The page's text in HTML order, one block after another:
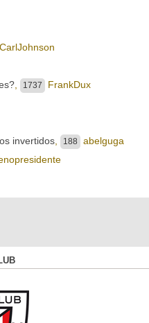
CarlJohnson
1737
FrankDux
invertidos
188
abelguga